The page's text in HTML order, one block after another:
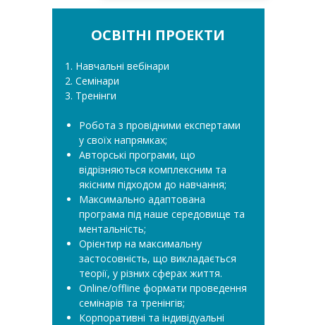
1. Навчальні вебінари
2. Семінари
3. Тренінги
Робота з провідними експертами
у своїх напрямках;
Авторські програми, що
відрізняються комплексним та
якісним підходом до навчання;
Максимально адаптована
програма під наше середовище та
ментальність;
Орієнтир на максимальну
застосовність, що викладається
теорії, у різних сферах життя.
Online/offline формати проведення
семінарів та тренінгів;
Корпоративні та індивідуальні
ОСВІТНІ ПРОЕКТИ